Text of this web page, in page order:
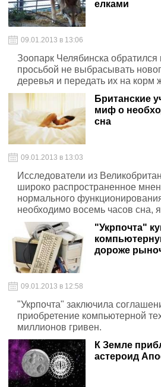
елками
09.01.2013 в 13:06
Зоопарк Челябинска обратился
просьбой не выбрасывать
деревья и передать их на корм
Британские
миф о
сна
09.01.2013 в 13:03
Исследователи из
широко распространенное
нормального
необходимо восемь часов сна,
"Укрпочта"
дороже
09.01.2013 в 12:58
"Укрпочта" заключила
приобретение компьютерной
миллионов гривен.
К Земле
астероид